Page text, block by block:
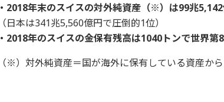
・2018年末のスイスの対外純資産（※）は99兆
（日本は341兆5,560億円で圧倒的1位）
・2018年のスイスの金保有残高は1040トンで世界第
（※）対外純資産＝国が海外に保有している資産か